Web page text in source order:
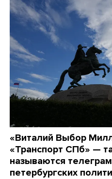
«Виталий Выбор
«Транспорт СПб» —
называются
петербургских